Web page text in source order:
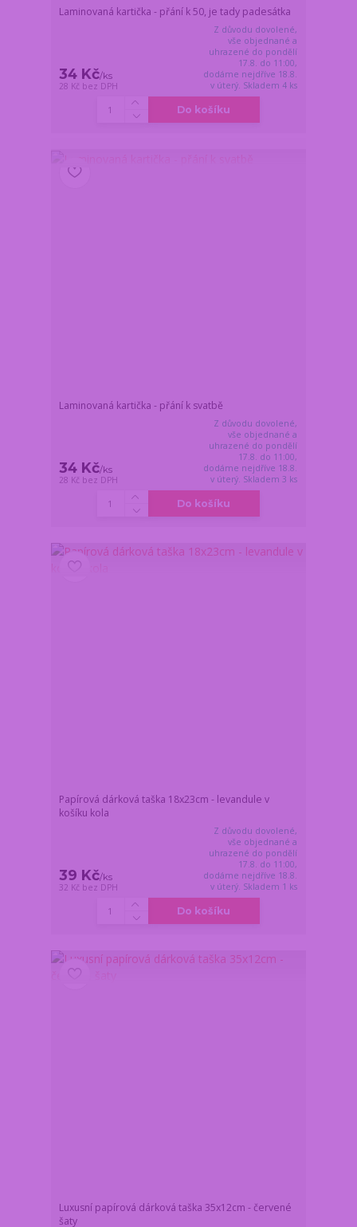
Laminovaná kartička - přání k 50, je tady padesátka
34 Kč/ks
28 Kč bez DPH
Z důvodu dovolené,
vše objednané a
uhrazené do pondělí
17.8. do 11:00,
dodáme nejdříve 18.8.
v úterý. Skladem 4 ks
Do košíku
Laminovaná kartička - přání k svatbě
34 Kč/ks
28 Kč bez DPH
Z důvodu dovolené,
vše objednané a
uhrazené do pondělí
17.8. do 11:00,
dodáme nejdříve 18.8.
v úterý. Skladem 3 ks
Do košíku
Papírová dárková taška 18x23cm - levandule v
košíku kola
39 Kč/ks
32 Kč bez DPH
Z důvodu dovolené,
vše objednané a
uhrazené do pondělí
17.8. do 11:00,
dodáme nejdříve 18.8.
v úterý. Skladem 1 ks
Do košíku
Luxusní papírová dárková taška 35x12cm - červené
šaty